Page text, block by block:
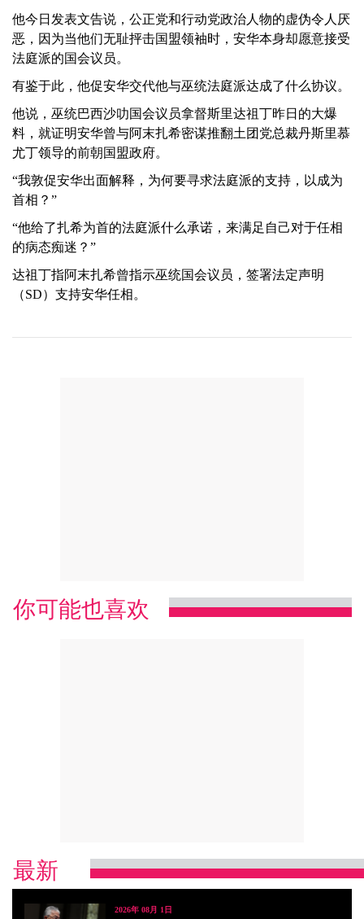
他今日发表文告说，公正党和行动党政治人物的虚伪令人厌
恶，因为当他们无耻抨击国盟领袖时，安华本身却愿意接受
法庭派的国会议员。
有鉴于此，他促安华交代他与巫统法庭派达成了什么协议。
他说，巫统巴西沙叻国会议员拿督斯里达祖丁昨日的大爆
料，就证明安华曾与阿末扎希密谋推翻土团党总裁丹斯里慕
尤丁领导的前朝国盟政府。
“我敦促安华出面解释，为何要寻求法庭派的支持，以成为
首相？”
“他给了扎希为首的法庭派什么承诺，来满足自己对于任相
的病态痴迷？”
达祖丁指阿末扎希曾指示巫统国会议员，签署法定声明
（SD）支持安华任相。
你可能也喜欢
最新
2026年 08月 1日